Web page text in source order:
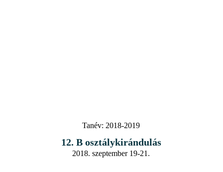
Tanév: 2018-2019
12. B osztálykirándulás
2018. szeptember 19-21.